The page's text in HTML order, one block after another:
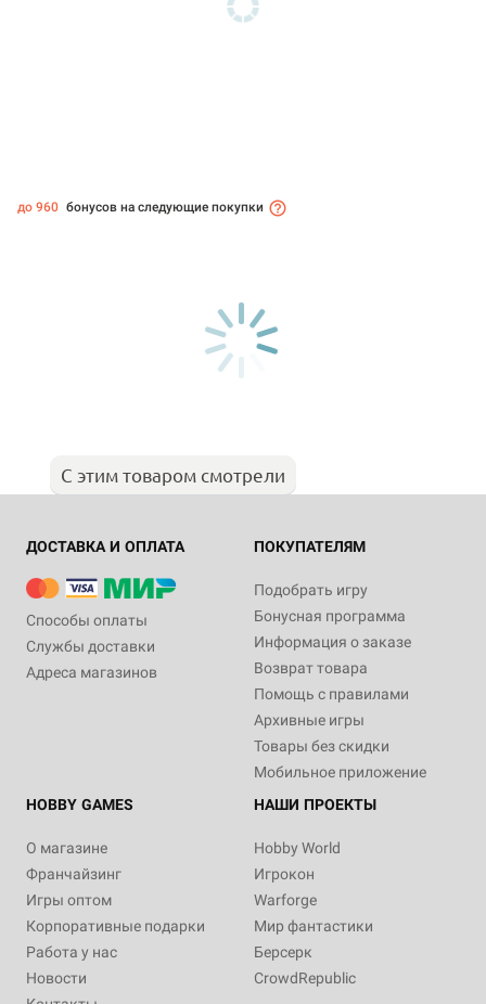
до 960 бонусов на следующие покупки
С этим товаром смотрели
ДОСТАВКА И ОПЛАТА
Способы оплаты
Службы доставки
Адреса магазинов
ПОКУПАТЕЛЯМ
Подобрать игру
Бонусная программа
Информация о заказе
Возврат товара
Помощь с правилами
Архивные игры
Товары без скидки
Мобильное приложение
HOBBY GAMES
О магазине
Франчайзинг
Игры оптом
Корпоративные подарки
Работа у нас
Новости
НАШИ ПРОЕКТЫ
Hobby World
Игрокон
Warforge
Мир фантастики
Берсерк
CrowdRepublic